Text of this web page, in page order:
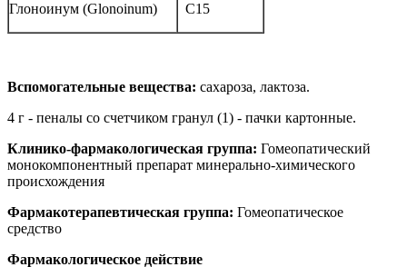
Глоноинум (Glonoinum) C15
Вспомогательные вещества: сахароза, лактоза.
4 г - пеналы со счетчиком гранул (1) - пачки картонные.
Клинико-фармакологическая группа: Гомеопатический
монокомпонентный препарат минерально-химического
происхождения
Фармакотерапевтическая группа: Гомеопатическое
средство
Фармакологическое действие